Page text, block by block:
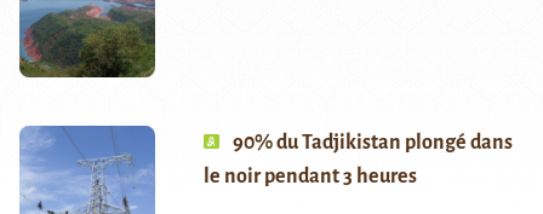
90% du Tadjikistan plongé dans
le noir pendant 3 heures